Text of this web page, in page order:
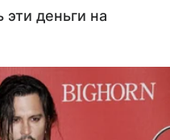
деньги на